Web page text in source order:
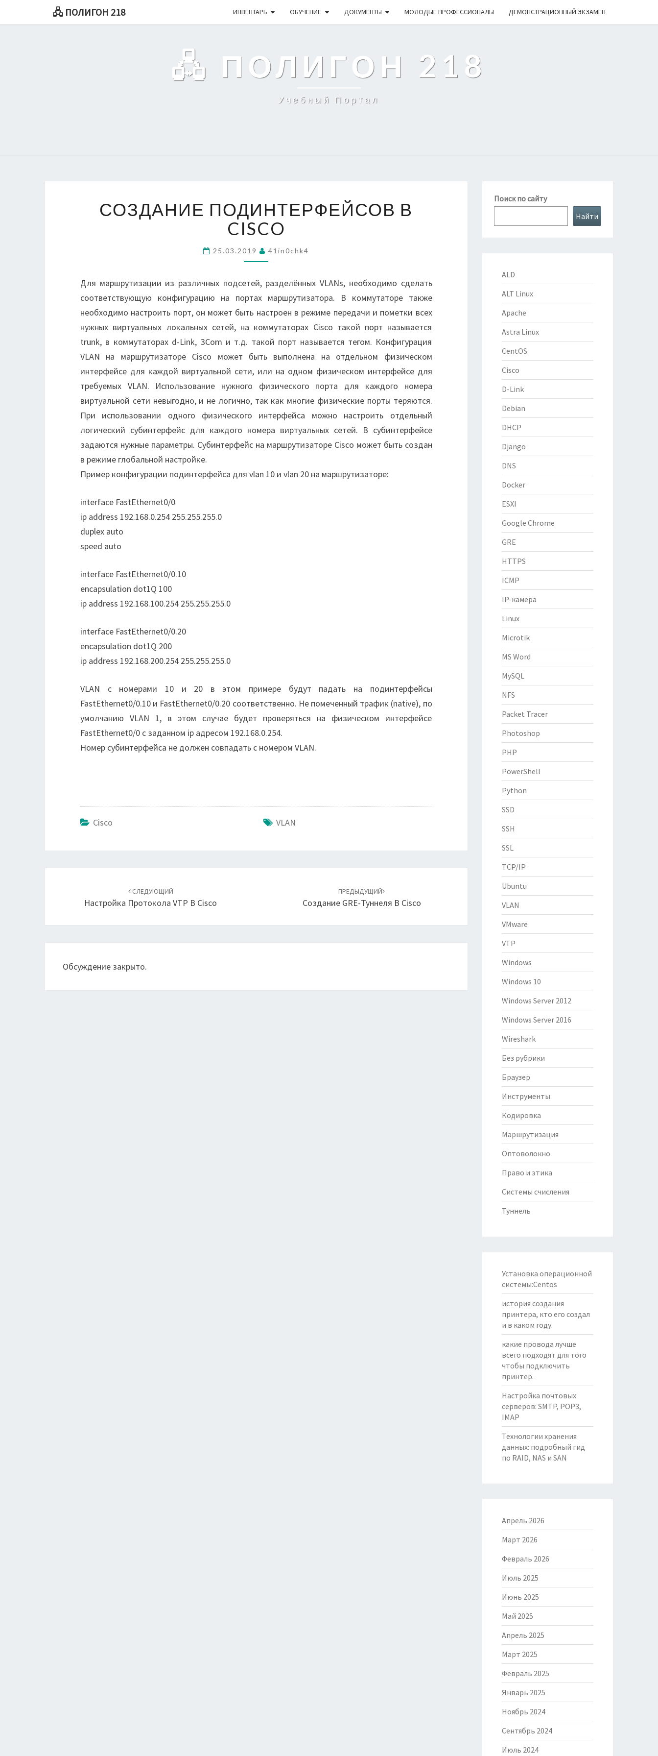
🖧 ПОЛИГОН 218 ИНВЕНТАРЬ ОБУЧЕНИЕ ДОКУМЕНТЫ МОЛОДЫЕ ПРОФЕССИОНАЛЫ ДЕМОНСТРАЦИОННЫЙ ЭКЗАМЕН
🖧 ПОЛИГОН 218
Учебный Портал
ПОДИНТЕРФЕЙСОВ
В
CISCO
СОЗДАНИЕ ПОДИНТЕРФЕЙСОВ В
CISCO
25.03.2019 41in0chk4
Для маршрутизации из различных подсетей, разделённых VLANs, необходимо сделать
соответствующую конфигурацию на портах маршрутизатора. В коммутаторе также
необходимо настроить порт, он может быть настроен в режиме передачи и пометки всех
нужных виртуальных локальных сетей, на коммутаторах Cisco такой порт называется
trunk, в коммутаторах d-Link, 3Com и т.д. такой порт называется тегом. Конфигурация
VLAN на маршрутизаторе Cisco может быть выполнена на отдельном физическом
интерфейсе для каждой виртуальной сети, или на одном физическом интерфейсе для
требуемых VLAN. Использование нужного физического порта для каждого номера
виртуальной сети невыгодно, и не логично, так как многие физические порты теряются.
При использовании одного физического интерфейса можно настроить отдельный
логический субинтерфейс для каждого номера виртуальных сетей. В субинтерфейсе
задаются нужные параметры. Субинтерфейс на маршрутизаторе Cisco может быть создан
в режиме глобальной настройке.
Пример конфигурации подинтерфейса для vlan 10 и vlan 20 на маршрутизаторе:
interface FastEthernet0/0
ip address 192.168.0.254 255.255.255.0
duplex auto
speed auto
interface FastEthernet0/0.10
encapsulation dot1Q 100
ip address 192.168.100.254 255.255.255.0
interface FastEthernet0/0.20
encapsulation dot1Q 200
ip address 192.168.200.254 255.255.255.0
VLAN с номерами 10 и 20 в этом примере будут падать на подинтерфейсы
FastEthernet0/0.10 и FastEthernet0/0.20 соответственно. Не помеченный трафик (native), по
умолчанию VLAN 1, в этом случае будет проверяться на физическом интерфейсе
FastEthernet0/0 с заданном ip адресом 192.168.0.254.
Номер субинтерфейса не должен совпадать с номером VLAN.
Cisco VLAN
записям
СЛЕДУЮЩИЙ
Настройка Протокола VTP В Cisco
ПРЕДЫДУЩИЙ
Создание GRE-Туннеля В Cisco
Обсуждение закрыто.
Поиск по сайту
Найти
ALD
ALT Linux
Apache
Astra Linux
CentOS
Cisco
D-Link
Debian
DHCP
Django
DNS
Docker
ESXI
Google Chrome
GRE
HTTPS
ICMP
IP-камера
Linux
Microtik
MS Word
MySQL
NFS
Packet Tracer
Photoshop
PHP
PowerShell
Python
SSD
SSH
SSL
TCP/IP
Ubuntu
VLAN
VMware
VTP
Windows
Windows 10
Windows Server 2012
Windows Server 2016
Wireshark
Без рубрики
Браузер
Инструменты
Кодировка
Маршрутизация
Оптоволокно
Право и этика
Системы счисления
Туннель
Установка операционной
системы:Centos
история создания
принтера, кто его создал
и в каком году.
какие провода лучше
всего подходят для того
чтобы подключить
принтер.
Настройка почтовых
серверов: SMTP, POP3,
IMAP
Технологии хранения
данных: подробный гид
по RAID, NAS и SAN
Апрель 2026
Март 2026
Февраль 2026
Июль 2025
Июнь 2025
Май 2025
Апрель 2025
Март 2025
Февраль 2025
Январь 2025
Ноябрь 2024
Сентябрь 2024
Июль 2024